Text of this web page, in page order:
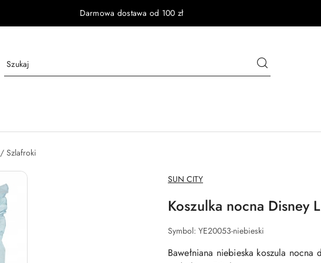
Darmowa dostawa od 100 zł
Szlafroki
NAZWA
PRODUCENTA:
SUN CITY
Koszulka nocna Disney
Symbol: YE20053-niebieski
Bawełniana niebieska koszula